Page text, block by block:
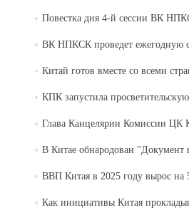
Повестка дня 4-й сессии ВК
ВК НПКСК проведет ежегодную
Китай готов вместе со всеми
КПК запустила
Глава Канцелярии Комиссии ЦК
В Китае обнародован "Документ
ВВП Китая в 2025 году вырос на
Как инициативы Китая